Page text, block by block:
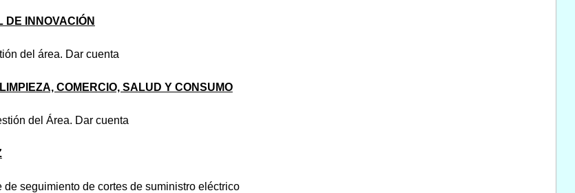
DE INNOVACIÓN
del área. Dar cuenta
COMERCIO, SALUD Y CONSUMO
del Área. Dar cuenta
de seguimiento de cortes de suministro eléctrico